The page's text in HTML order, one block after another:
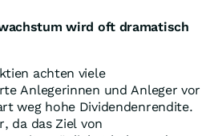
wird oft dramatisch
achten viele
Anlegerinnen und Anleger vor
weg hohe Dividendenrendite.
da das Ziel von